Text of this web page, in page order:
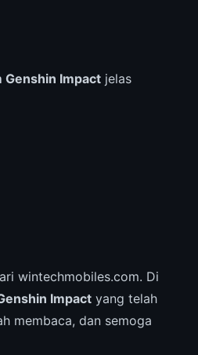
Genshin Impact jelas
wintechmobiles.com. Di
Impact yang telah
membaca, dan semoga